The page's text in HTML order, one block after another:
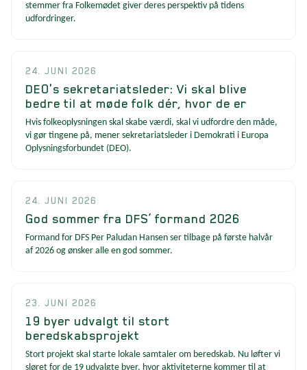
stemmer fra Folkemødet giver deres perspektiv på tidens
udfordringer.
24. JUNI 2026
DEO's sekretariatsleder: Vi skal blive
bedre til at møde folk dér, hvor de er
Hvis folkeoplysningen skal skabe værdi, skal vi udfordre den måde,
vi gør tingene på, mener sekretariatsleder i Demokrati i Europa
Oplysningsforbundet (DEO).
24. JUNI 2026
God sommer fra DFS’ formand 2026
Formand for DFS Per Paludan Hansen ser tilbage på første halvår
af 2026 og ønsker alle en god sommer.
23. JUNI 2026
19 byer udvalgt til stort
beredskabsprojekt
Stort projekt skal starte lokale samtaler om beredskab. Nu løfter vi
sløret for de 19 udvalgte byer, hvor aktiviteterne kommer til at